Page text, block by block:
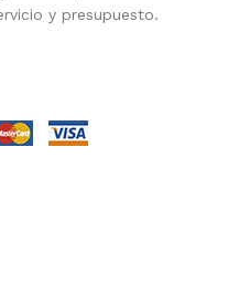
y presupuesto.